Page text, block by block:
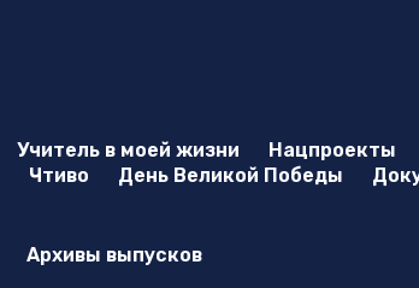
Учитель в моей жизни Нацпроекты
Чтиво День Великой Победы
Архивы выпусков